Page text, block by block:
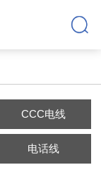
CCC电线
电话线